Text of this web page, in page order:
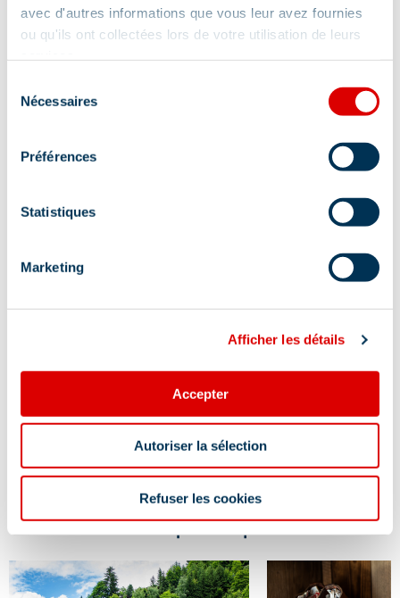
avec d'autres informations que vous leur avez fournies
ou qu'ils ont collectées lors de votre utilisation de leurs
Nécessaires
Préférences
Statistiques
Marketing
Afficher les détails
Accepter
Autoriser la sélection
Refuser les cookies
Combinez vélo et été Profitez de
Méribel...
À la découverte de nos expertes locales
venir...
Informations pratiques